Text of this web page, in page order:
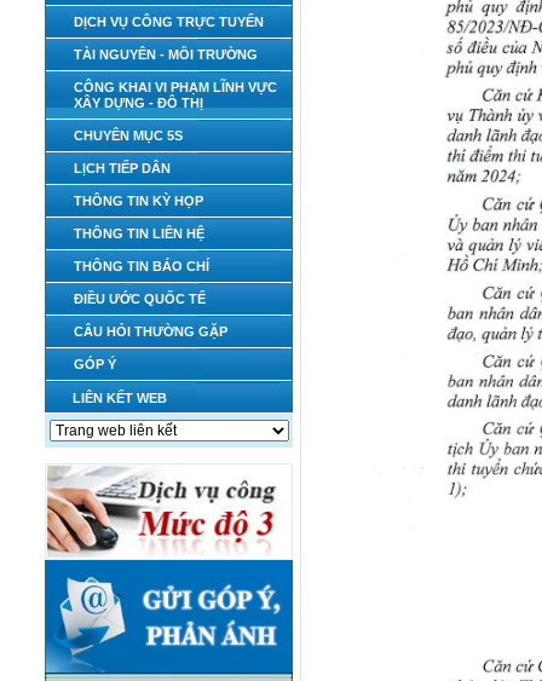
DỊCH VỤ CÔNG TRỰC TUYẾN
TÀI NGUYÊN - MÔI TRƯỜNG
CÔNG KHAI VI PHẠM LĨNH VỰC
XÂY DỰNG - ĐÔ THỊ
CHUYÊN MỤC 5S
LỊCH TIẾP DÂN
THÔNG TIN KỲ HỌP
THÔNG TIN LIÊN HỆ
THÔNG TIN BÁO CHÍ
ĐIỀU ƯỚC QUỐC TẾ
CÂU HỎI THƯỜNG GẶP
GÓP Ý
LIÊN KẾT WEB